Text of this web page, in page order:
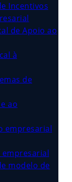
Incentivos
de Apoio ao
à
de
ao
empresarial
modelo de